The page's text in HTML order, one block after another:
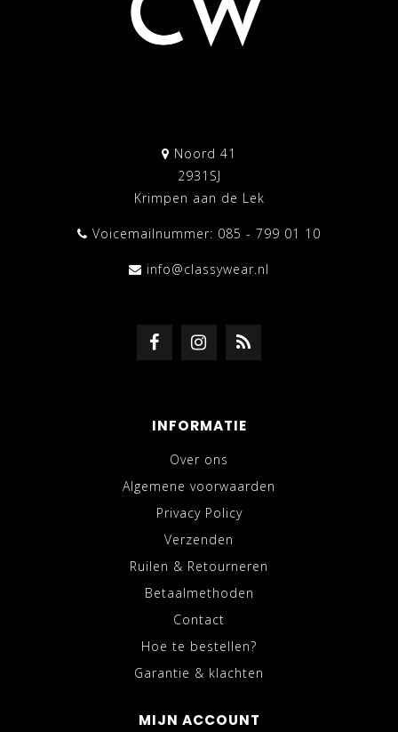
Noord 41
2931SJ
Krimpen aan de Lek
Voicemailnummer: 085 - 799 01 10
info@classywear.nl
INFORMATIE
Over ons
Algemene voorwaarden
Privacy Policy
Verzenden
Ruilen & Retourneren
Betaalmethoden
Contact
Hoe te bestellen?
Garantie & klachten
MIJN ACCOUNT